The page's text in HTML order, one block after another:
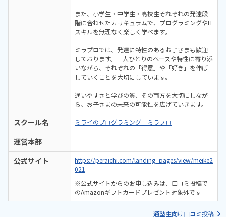
また、小学生・中学生・高校生それぞれの発達段
階に合わせたカリキュラムで、プログラミングやIT
スキルを無理なく楽しく学べます。
ミラプロでは、発達に特性のあるお子さまも歓迎
しております。一人ひとりのペースや特性に寄り添
いながら、それぞれの「得意」や「好き」を伸ば
していくことを大切にしています。
通いやすさと学びの質、その両方を大切にしなが
ら、お子さまの未来の可能性を広げていきます。
スクール名 ミライのプログラミング ミラプロ
運営本部
公式サイト
https://peraichi.com/landing_pages/view/meike2
021
※公式サイトからのお申し込みは、口コミ投稿で
のAmazonギフトカードプレゼント対象外です
通塾生向け口コミ投稿